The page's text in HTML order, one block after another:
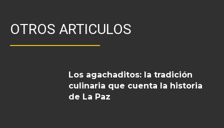
OTROS ARTICULOS
Los agachaditos: la tradición
culinaria que cuenta la historia
de La Paz